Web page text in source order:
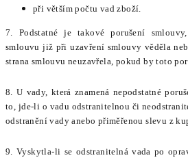
při větším počtu vad zboží.
7. Podstatné je takové porušení
smlouvu již při uzavření smlouvy věděla
strana smlouvu neuzavřela, pokud by toto
8. U vady, která znamená nepodstatné
to, jde-li o vadu odstranitelnou či
odstranění vady anebo přiměřenou slevu z
9. Vyskytla-li se odstranitelná vada po